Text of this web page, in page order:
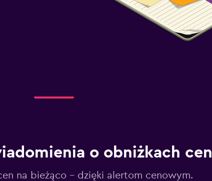
o obniżkach cen
na bieżąco – dzięki alertom cenowym.